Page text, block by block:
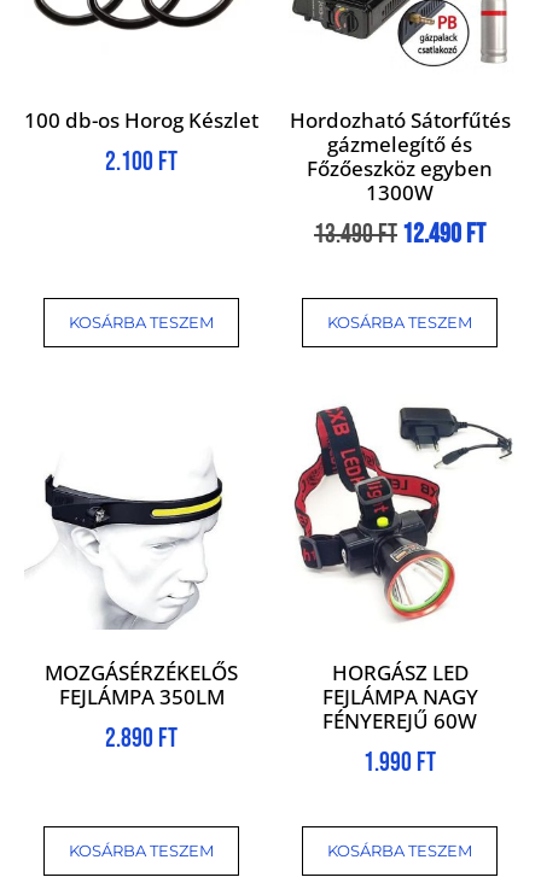
100 db-os Horog Készlet
2.100 Ft
KOSÁRBA TESZEM
Hordozható Sátorfűtés
gázmelegítő és
Főzőeszköz egyben
1300W
13.490Ft12.490Ft
KOSÁRBA TESZEM
MOZGÁSÉRZÉKELŐS
FEJLÁMPA 350LM
2.890 Ft
KOSÁRBA TESZEM
HORGÁSZ LED
FEJLÁMPA NAGY
FÉNYEREJŰ 60W
1.990 Ft
KOSÁRBA TESZEM